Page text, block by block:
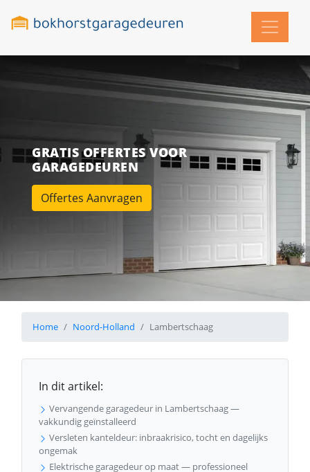
GRATIS OFFERTES VOOR
GARAGEDEUREN
Offertes Aanvragen
Home Noord-Holland Lambertschaag
In dit artikel:
Vervangende garagedeur in Lambertschaag —
vakkundig geïnstalleerd
Versleten kanteldeur: inbraakrisico, tocht en dagelijks
ongemak
Elektrische garagedeur op maat — professioneel